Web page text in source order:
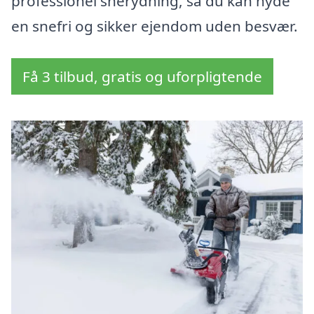
en snefri og sikker ejendom uden besvær.
Få 3 tilbud, gratis og uforpligtende